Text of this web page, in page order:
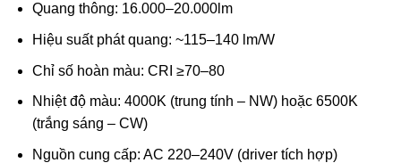
Quang thông: 16.000–20.000lm
Hiệu suất phát quang: ~115–140 lm/W
Chỉ số hoàn màu: CRI ≥70–80
Nhiệt độ màu: 4000K (trung tính – NW) hoặc 6500K
(trắng sáng – CW)
Nguồn cung cấp: AC 220–240V (driver tích hợp)